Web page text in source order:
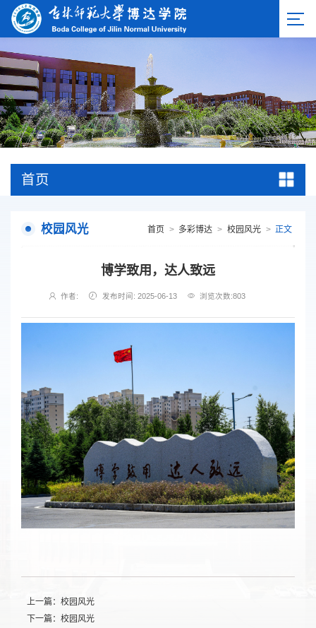
首页
校园风光 首页 > 多彩博达 > 校园风光 > 正文
博学致用，达人致远
作者: 发布时间: 2025-06-13 浏览次数:803
上一篇：校园风光
下一篇：校园风光